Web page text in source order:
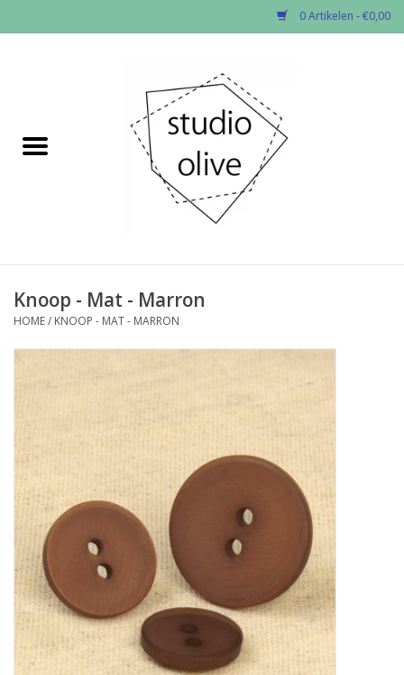
0 Artikelen - €0,00
✂︎Nieuw
Fournituren
Workshops
Diy pakketten
Studio Olive inspireert....
Knoop - Mat - Marron
HOME/ KNOOP - MAT - MARRON